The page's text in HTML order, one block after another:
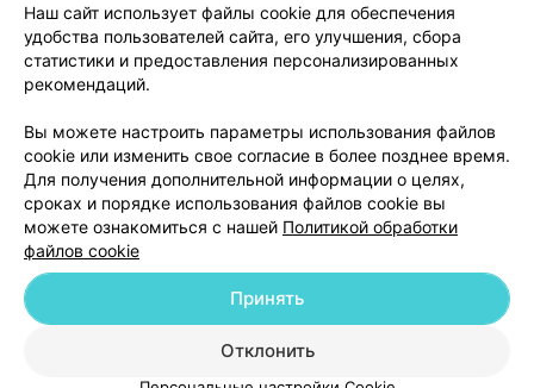
Вакансии
Партнеры
Написать руководителю 103.by
Обработка персональных данных
© 2026 ООО «Артокс Лаб», УНП 191700409
| 220012, Республика Беларусь,
Служба поддержки +375 291212755
Наш сайт использует файлы cookie для обеспечения
удобства пользователей сайта, его улучшения, сбора
статистики и предоставления персонализированных
рекомендаций.
Вы можете настроить параметры использования файлов
cookie или изменить свое согласие в более позднее время.
Для получения дополнительной информации о целях,
сроках и порядке использования файлов cookie вы
можете ознакомиться с нашей Политикой обработки
файлов cookie
Отклонить
Принять